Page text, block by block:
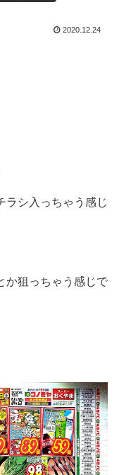
2020.12.24
ラシ入っちゃう感じ
か狙っちゃう感じで